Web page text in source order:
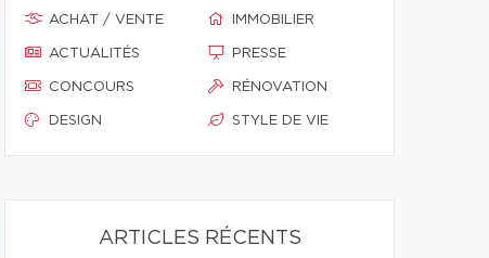
ACHAT / VENTE
ACTUALITÉS
CONCOURS
DESIGN
IMMOBILIER
PRESSE
RÉNOVATION
STYLE DE VIE
ARTICLES RÉCENTS